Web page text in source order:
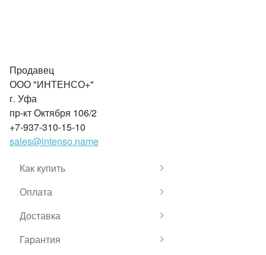
Продавец
ООО "ИНТЕНСО+"
г. Уфа
пр-кт Октября 106/2
+7-937-310-15-10
sales@intenso.name
Как купить
Оплата
Доставка
Гарантия